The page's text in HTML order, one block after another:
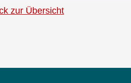
zur Übersicht